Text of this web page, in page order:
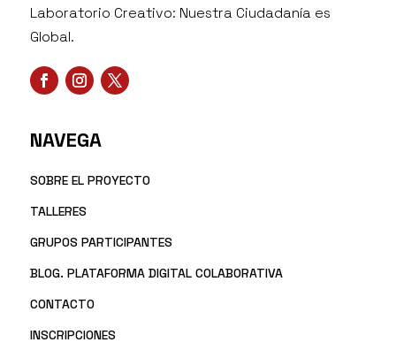
Laboratorio Creativo: Nuestra Ciudadanía es
Global.
NAVEGA
SOBRE EL PROYECTO
TALLERES
GRUPOS PARTICIPANTES
BLOG. PLATAFORMA DIGITAL COLABORATIVA
CONTACTO
INSCRIPCIONES